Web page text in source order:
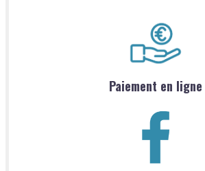
Paiement en ligne